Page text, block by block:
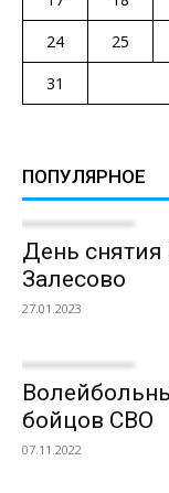
24
25
31
ПОПУЛЯРНОЕ
День
Залесово
27.01.2023
бойцов СВО
07.11.2022